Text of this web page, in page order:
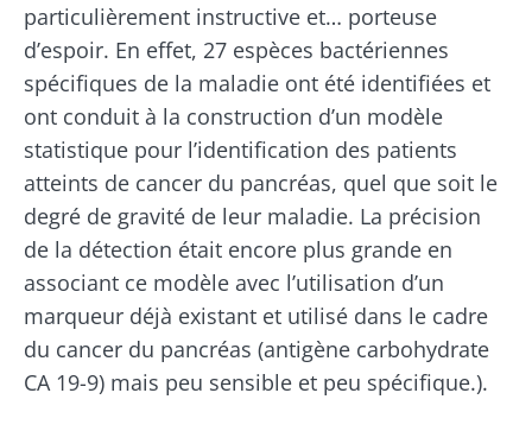
particulièrement instructive et… porteuse
d’espoir. En effet, 27 espèces bactériennes
spécifiques de la maladie ont été identifiées et
ont conduit à la construction d’un modèle
statistique pour l’identification des patients
atteints de cancer du pancréas, quel que soit le
degré de gravité de leur maladie. La précision
de la détection était encore plus grande en
associant ce modèle avec l’utilisation d’un
marqueur déjà existant et utilisé dans le cadre
du cancer du pancréas (antigène carbohydrate
CA 19-9) mais peu sensible et peu spécifique.).